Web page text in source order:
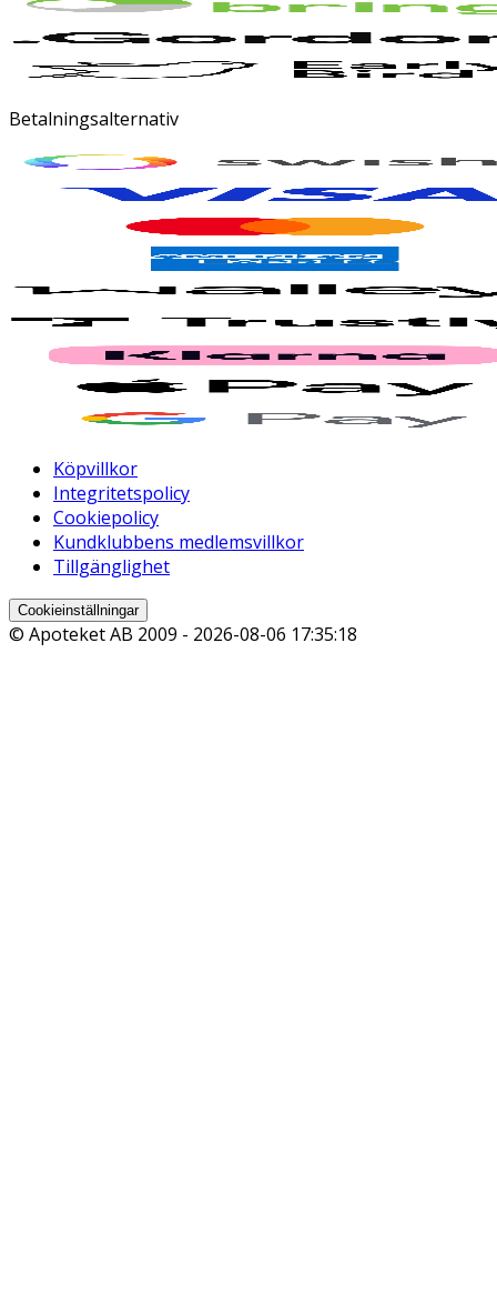
Betalningsalternativ
Köpvillkor
Integritetspolicy
Cookiepolicy
Kundklubbens medlemsvillkor
Tillgänglighet
Cookieinställningar
© Apoteket AB 2009 - 2026-08-06 17:35:18